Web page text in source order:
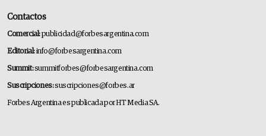
Contactos
Comercial:publicidad@forbesargentina.com
Editorial:info@forbesargentina.com
Summit:summitforbes@forbesargentina.com
Suscripciones:suscripciones@forbes.ar
Forbes Argentina es publicada por HT Media SA.